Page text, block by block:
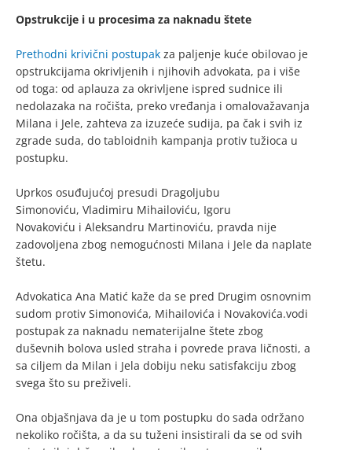
Opstrukcije i u procesima za naknadu štete
Prethodni krivični postupak za paljenje kuće obilovao je
opstrukcijama okrivljenih i njihovih advokata, pa i više
od toga: od aplauza za okrivljene ispred sudnice ili
nedolazaka na ročišta, preko vređanja i omalovažavanja
Milana i Jele, zahteva za izuzeće sudija, pa čak i svih iz
zgrade suda, do tabloidnih kampanja protiv tužioca u
postupku.
Uprkos osuđujućoj presudi Dragoljubu
Simonoviću, Vladimiru Mihailoviću, Igoru
Novakoviću i Aleksandru Martinoviću, pravda nije
zadovoljena zbog nemogućnosti Milana i Jele da naplate
štetu.
Advokatica Ana Matić kaže da se pred Drugim osnovnim
sudom protiv Simonovića, Mihailovića i Novakovića.vodi
postupak za naknadu nematerijalne štete zbog
duševnih bolova usled straha i povrede prava ličnosti, a
sa ciljem da Milan i Jela dobiju neku satisfakciju zbog
svega što su preživeli.
Ona objašnjava da je u tom postupku do sada održano
nekoliko ročišta, a da su tuženi insistirali da se od svih